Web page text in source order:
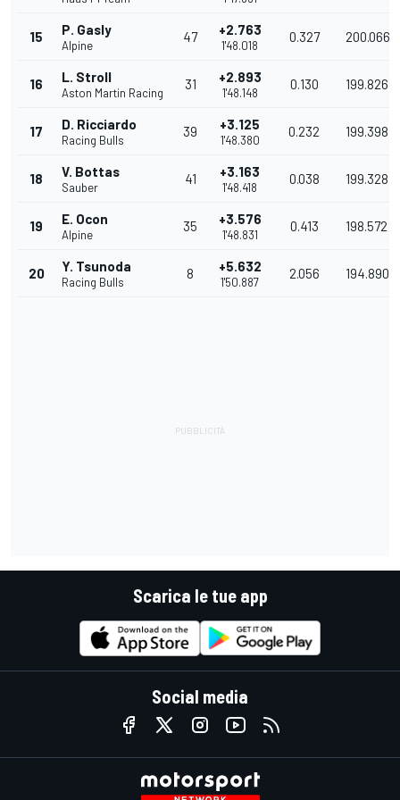
15 P. Gasly
Alpine
47 +2.763
1'48.018
0.327 200.066
16 L. Stroll
Aston Martin Racing
31 +2.893
1'48.148
0.130 199.826
17 D. Ricciardo
Racing Bulls
39 +3.125
1'48.380
0.232 199.398
18 V. Bottas
Sauber
41 +3.163
1'48.418
0.038 199.328
19 E. Ocon
Alpine
35 +3.576
1'48.831
0.413 198.572
20 Y. Tsunoda
Racing Bulls
8 +5.632
1'50.887
2.056 194.890
Scarica le tue app
Social media